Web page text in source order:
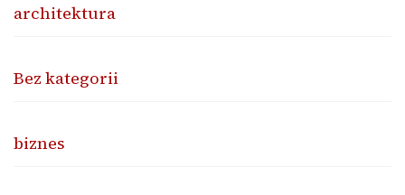
architektura
Bez kategorii
biznes